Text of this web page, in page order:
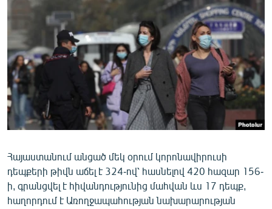
ՏԱՐԱԾԱՇՐՋԱՆ
ՄԻՋԱԶԳԱՅԻՆ
ՄՇԱԿՈՒՅԹ
ՍՊՈՐՏ
ՄԵԿՆԱԲԱՆՈՒԹՅՈՒՆ
ՏՏ ԵՒ ԻՆՏԵՐՆԵՏ
ԱՐԽԻՎ
ՏԵՍԱՆՅՈՒԹԵՐ
ԲԱՆԱՎԵՃ
Հայաստանում անցած մեկ օրում կորոնավիրուսի
դեպքերի թիվն աճել է 324-ով՝ հասնելով 420 հազար 156-
ի, գրանցվել է հիվանդությունից մահվան ևս 17 դեպք,
հաղորդում է Առողջապահության նախարարության